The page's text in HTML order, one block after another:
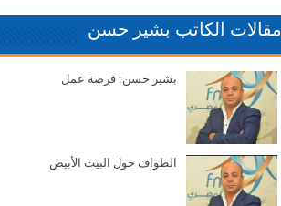
مقالات الكاتب بشير حسن
بشير حسن: فرصة عمل
الطواف حول البيت الأبيض